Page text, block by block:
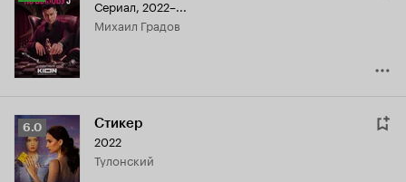
Кинопоиска
7.1
Сериал, 2022–...
Михаил Градов
Рейтинг
Кинопоиска
6.0
6.0 Стикер
2022
Тулонский